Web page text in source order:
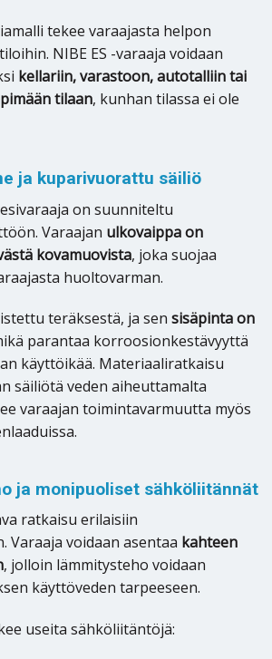
tekee varaajasta helpon
NIBE ES -varaaja voidaan
kellariin, varastoon, autotalliin tai
tilaan, kunhan tilassa ei ole
ja kuparivuorattu säiliö
on suunniteltu
Varaajan ulkovaippa on
kovamuovista, joka suojaa
huoltovarman.
teräksestä, ja sen sisäpinta on
parantaa korroosionkestävyyttä
käyttöikää. Materiaaliratkaisu
säiliötä veden aiheuttamalta
varaajan toimintavarmuutta myös
ja monipuoliset sähköliitännät
ratkaisu erilaisiin
Varaaja voidaan asentaa kahteen
, jolloin lämmitysteho voidaan
käyttöveden tarpeeseen.
useita sähköliitäntöjä: